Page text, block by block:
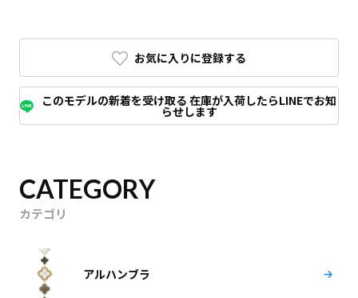
お気に入りに登録する
このモデルの新着を受け取る 在庫が入荷したらLINEでお知
らせします
CATEGORY
カテゴリ
アルハンブラ